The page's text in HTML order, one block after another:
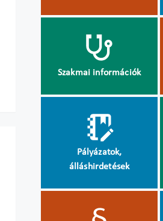
Szakmai információk
Pályázatok,
álláshirdetések